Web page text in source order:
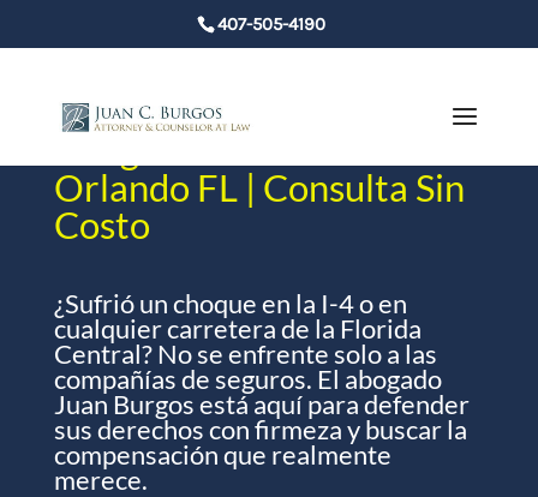
407-505-4190
Orlando FL | Consulta Sin
Costo
¿Sufrió un choque en la I-4 o en
cualquier carretera de la Florida
Central? No se enfrente solo a las
compañías de seguros. El abogado
Juan Burgos está aquí para defender
sus derechos con firmeza y buscar la
compensación que realmente
merece.